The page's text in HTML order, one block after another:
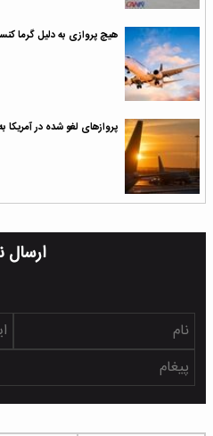
هیچ پروازی به دلیل گرما
پروازهای لغو شده در آمریکا به کمترین
ارسال